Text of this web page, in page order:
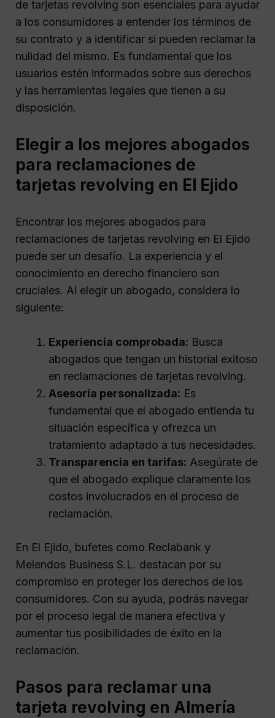
de tarjetas revolving son esenciales para ayudar
a los consumidores a entender los términos de
su contrato y a identificar si pueden reclamar la
nulidad del mismo. Es fundamental que los
usuarios estén informados sobre sus derechos
y las herramientas legales que tienen a su
disposición.
Elegir a los mejores abogados
para reclamaciones de
tarjetas revolving en El Ejido
Encontrar los mejores abogados para
reclamaciones de tarjetas revolving en El Ejido
puede ser un desafío. La experiencia y el
conocimiento en derecho financiero son
cruciales. Al elegir un abogado, considera lo
siguiente:
Experiencia comprobada: Busca
abogados que tengan un historial exitoso
en reclamaciones de tarjetas revolving.
Asesoría personalizada: Es
fundamental que el abogado entienda tu
situación específica y ofrezca un
tratamiento adaptado a tus necesidades.
Transparencia en tarifas: Asegúrate de
que el abogado explique claramente los
costos involucrados en el proceso de
reclamación.
En El Ejido, bufetes como Reclabank y
Melendos Business S.L. destacan por su
compromiso en proteger los derechos de los
consumidores. Con su ayuda, podrás navegar
por el proceso legal de manera efectiva y
aumentar tus posibilidades de éxito en la
reclamación.
Pasos para reclamar una
tarjeta revolving en Almería